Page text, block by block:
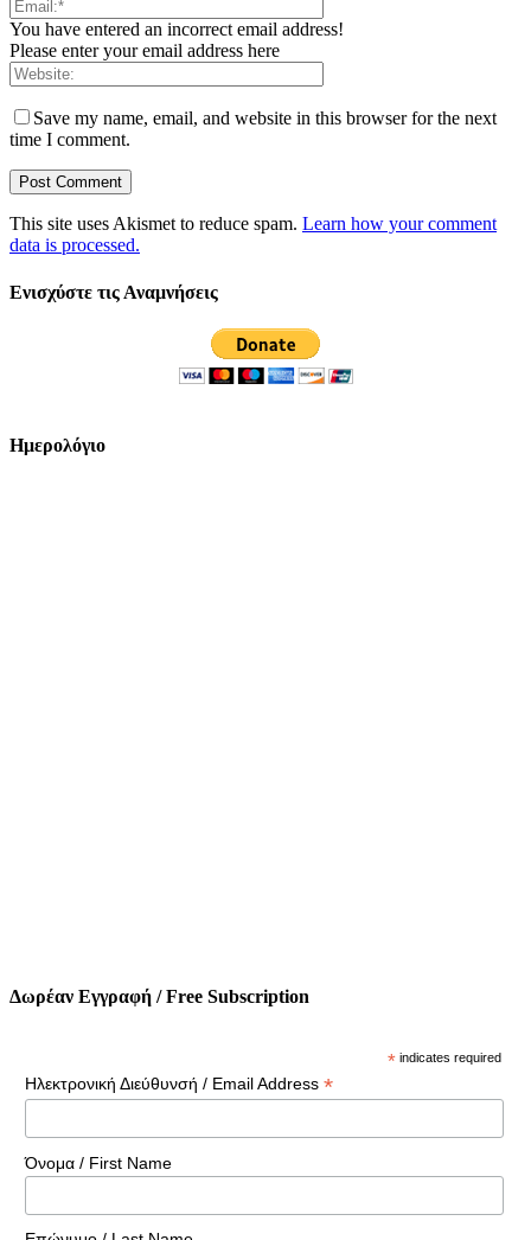
You have entered an incorrect email address!
Please enter your email address here
Save my name, email, and website in this browser for the next
time I comment.
This site uses Akismet to reduce spam. Learn how your comment
data is processed.
Ενισχύστε τις Αναμνήσεις
Ημερολόγιο
Δωρέαν Εγγραφή / Free Subscription
* indicates required
Ηλεκτρονική Διεύθυνσή / Email Address *
Όνομα / First Name